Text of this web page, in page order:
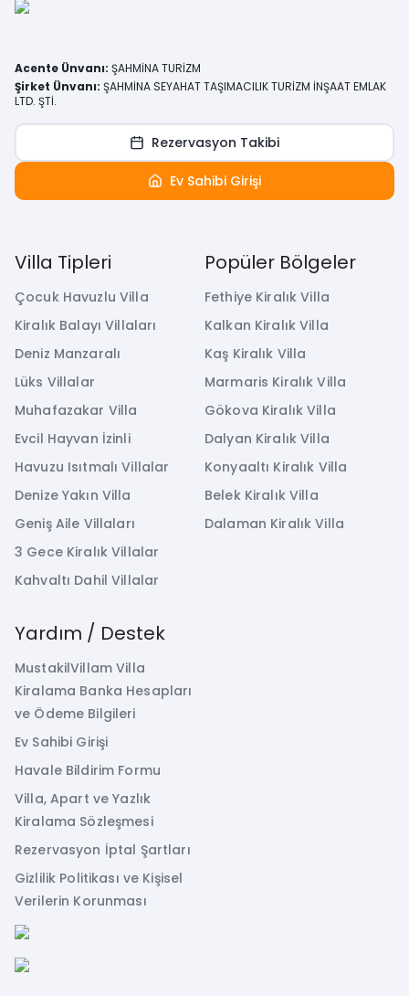
Villa Tipleri
Çocuk Havuzlu Villa
Kiralık Balayı Villaları
Deniz Manzaralı
Lüks Villalar
Muhafazakar Villa
Evcil Hayvan İzinli
Havuzu Isıtmalı Villalar
Denize Yakın Villa
Geniş Aile Villaları
3 Gece Kiralık Villalar
Kahvaltı Dahil Villalar
Popüler Bölgeler
Fethiye Kiralık Villa
Kalkan Kiralık Villa
Kaş Kiralık Villa
Marmaris Kiralık Villa
Gökova Kiralık Villa
Dalyan Kiralık Villa
Konyaaltı Kiralık Villa
Belek Kiralık Villa
Dalaman Kiralık Villa
Yardım / Destek
MustakilVillam Villa
Kiralama Banka Hesapları
ve Ödeme Bilgileri
Ev Sahibi Girişi
Havale Bildirim Formu
Villa, Apart ve Yazlık
Kiralama Sözleşmesi
Rezervasyon İptal Şartları
Gizlilik Politikası ve Kişisel
Verilerin Korunması
Acente Ünvanı: ŞAHMİNA TURİZM
Şirket Ünvanı: ŞAHMİNA SEYAHAT TAŞIMACILIK TURİZM İNŞAAT EMLAK
LTD. ŞTİ.
Rezervasyon Takibi
Ev Sahibi Girişi